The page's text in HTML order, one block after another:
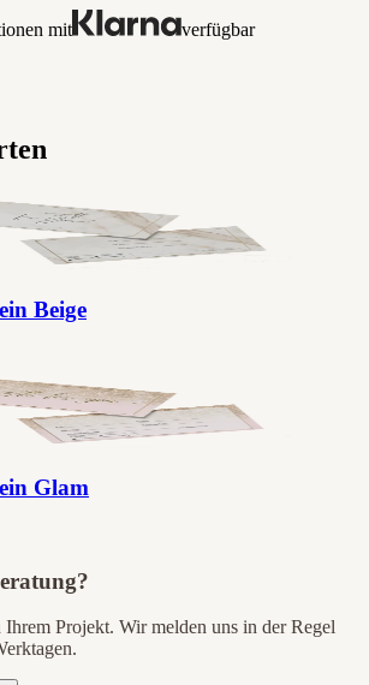
mit verfügbar
Beige
Glam
Ihrem Projekt. Wir melden uns in der Regel